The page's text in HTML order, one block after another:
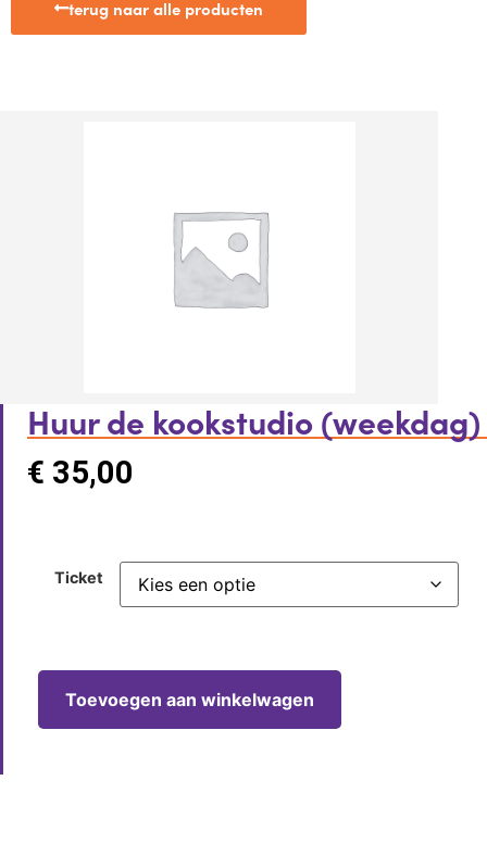
terug naar alle producten
Huur de kookstudio (weekdag)
€ 35,00
Ticket
Toevoegen aan winkelwagen